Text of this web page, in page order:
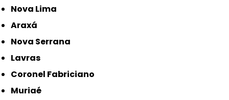
Nova Lima
Araxá
Nova Serrana
Lavras
Coronel Fabriciano
Muriaé